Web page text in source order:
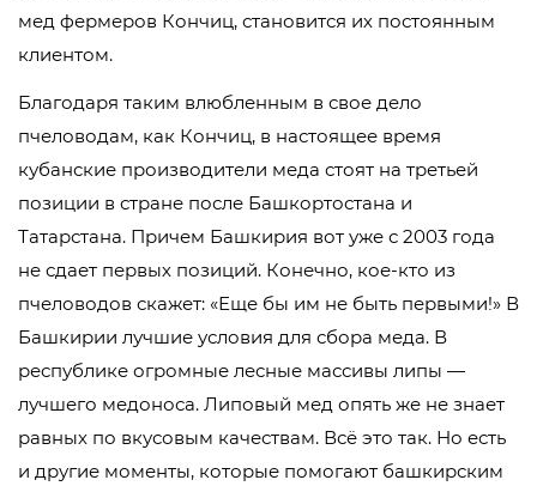
мед фермеров Кончиц, становится их постоянным
клиентом.
Благодаря таким влюбленным в свое дело
пчеловодам, как Кончиц, в настоящее время
кубанские производители меда стоят на третьей
позиции в стране после Башкортостана и
Татарстана. Причем Башкирия вот уже с 2003 года
не сдает первых позиций. Конечно, кое-кто из
пчеловодов скажет: «Еще бы им не быть первыми!» В
Башкирии лучшие условия для сбора меда. В
республике огромные лесные массивы липы —
лучшего медоноса. Липовый мед опять же не знает
равных по вкусовым качествам. Всё это так. Но есть
и другие моменты, которые помогают башкирским